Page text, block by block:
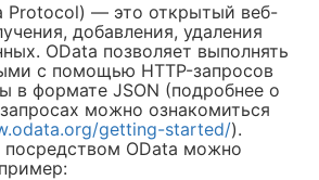
Protocol) — это открытый веб-
добавления, удаления
OData позволяет выполнять
с помощью HTTP-запросов
в формате JSON (подробнее о
можно ознакомиться
getting-started/).
OData можно